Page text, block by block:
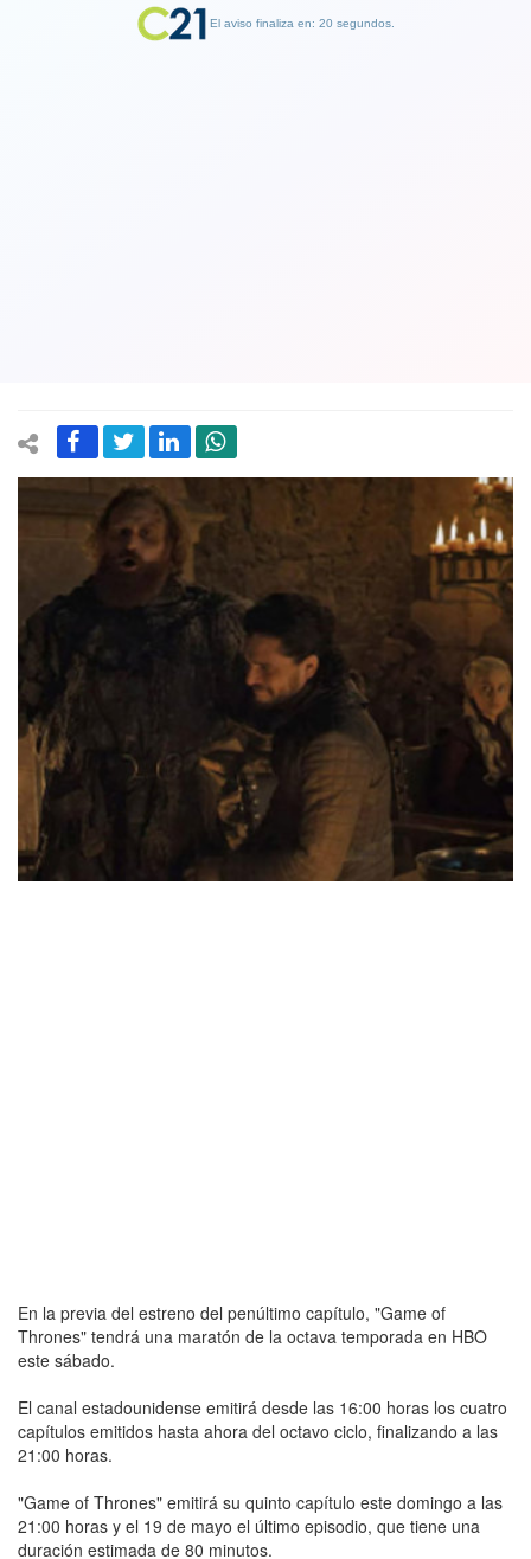
En la previa del estreno del penúltimo capítulo, "Game of
Thrones" tendrá una maratón de la octava temporada en HBO
este sábado.
El canal estadounidense emitirá desde las 16:00 horas los cuatro
capítulos emitidos hasta ahora del octavo ciclo, finalizando a las
21:00 horas.
"Game of Thrones" emitirá su quinto capítulo este domingo a las
21:00 horas y el 19 de mayo el último episodio, que tiene una
duración estimada de 80 minutos.
El aviso finaliza en: 19 segundos.